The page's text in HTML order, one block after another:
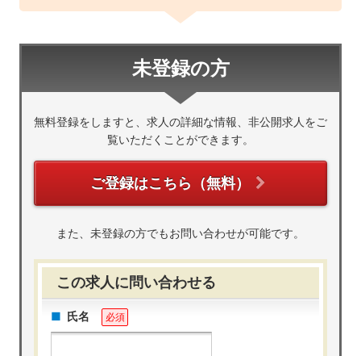
未登録の方
無料登録をしますと、求人の詳細な情報、非公開求人をご
覧いただくことができます。
ご登録はこちら（無料）
また、未登録の方でもお問い合わせが可能です。
この求人に問い合わせる
氏名 必須